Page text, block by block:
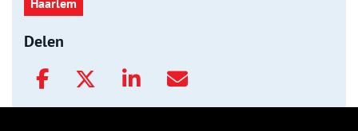
Haarlem
Delen